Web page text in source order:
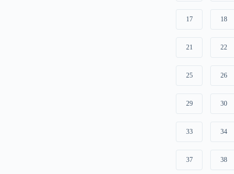
17 18
21 22
25 26
29 30
33 34
37 38